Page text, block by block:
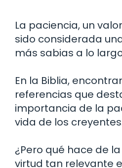
La paciencia, un
sido considerada
más sabias a lo
En la Biblia,
referencias que
importancia de la
vida de los
¿Pero qué hace de
virtud tan relevante